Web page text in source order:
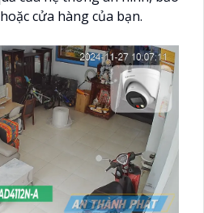
cửa hàng của bạn.